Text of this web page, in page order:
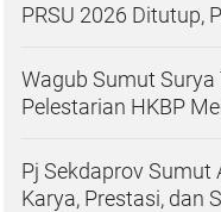
PRSU 2026 Ditutup,
Wagub Sumut
Pelestarian HKBP
Pj Sekdaprov Sumut
Karya, Prestasi, dan